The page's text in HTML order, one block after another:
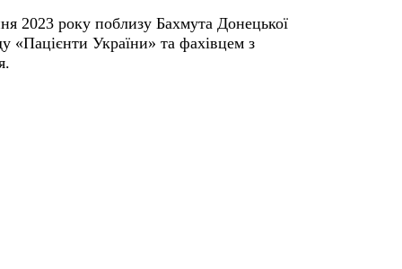
2023 року поблизу Бахмута Донецької
«Пацієнти України» та фахівцем з